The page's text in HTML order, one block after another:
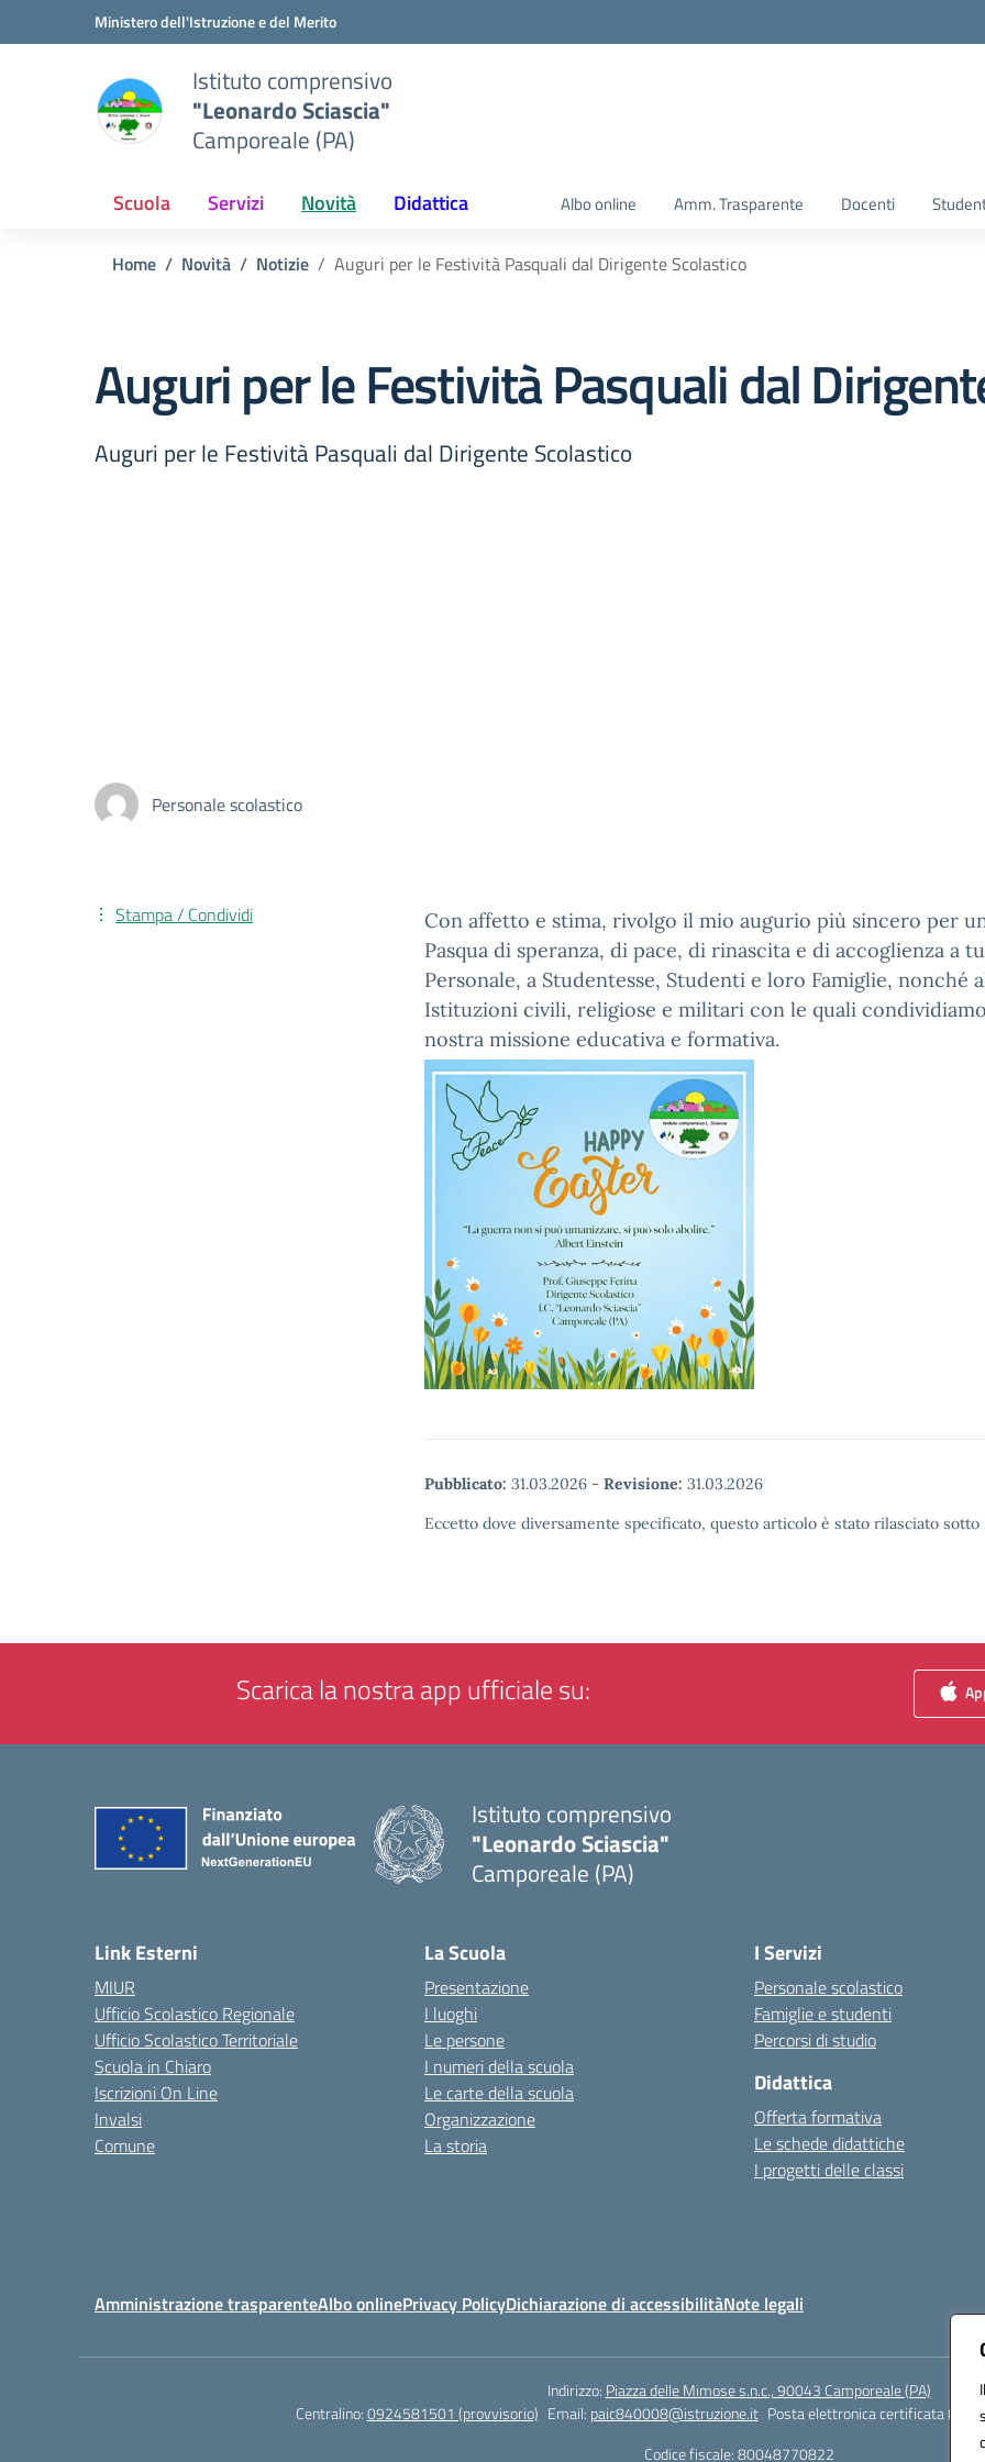
Vai ai contenuti
Vai al menu di navigazioneMinistero dell'Istruzione e del Merito
Istituto comprensivo
"Leonardo Sciascia"
Camporeale (PA)
Scuola Servizi Novità Didattica Albo online Amm. Trasparente Docenti
Home Novità Notizie Auguri per le Festività Pasquali dal Dirigente Scolastico
Auguri per le Festività Pasquali dal
Auguri per le Festività Pasquali dal Dirigente Scolastico
Personale scolastico
Con affetto e stima, rivolgo il mio augurio più sincero per
Pasqua di speranza, di pace, di rinascita e di accoglienza a
Personale, a Studentesse, Studenti e loro Famiglie, nonché
Istituzioni civili, religiose e militari con le quali
nostra missione educativa e formativa.
Pubblicato: 31.03.2026 - Revisione: 31.03.2026
Eccetto dove diversamente specificato, questo articolo è stato rilasciato
Stampa / Condividi
Scarica la nostra app ufficiale su:
Istituto comprensivo
"Leonardo Sciascia"
Camporeale (PA)
Link Esterni
MIUR
Ufficio Scolastico Regionale
Ufficio Scolastico Territoriale
Scuola in Chiaro
Iscrizioni On Line
Invalsi
Comune
La Scuola
Presentazione
I luoghi
Le persone
I numeri della scuola
Le carte della scuola
Organizzazione
La storia
I Servizi
Personale scolastico
Famiglie e studenti
Percorsi di studio
Didattica
Offerta formativa
Le schede didattiche
I progetti delle classi
Amministrazione trasparenteAlbo onlinePrivacy PolicyDichiarazione di accessibilitàNote legali
Indirizzo: Piazza delle Mimose s.n.c., 90043 Camporeale (PA)
Centralino:0924581501 (provvisorio) Email: paic840008@istruzione.it Posta elettronica certificata
Codice fiscale: 80048770822